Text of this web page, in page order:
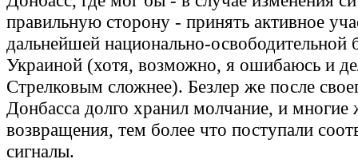
правильную сторону - принять активное
дальнейшей национально-освободительной
Украиной (хотя, возможно, я ошибаюсь и
Стрелковым сложнее). Безлер же после
Донбасса долго хранил молчание, и многие
возвращения, тем более что поступали
сигналы.